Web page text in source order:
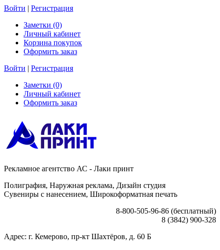
Войти | Регистрация
Заметки (0)
Личный кабинет
Корзина покупок
Оформить заказ
Войти | Регистрация
Заметки (0)
Личный кабинет
Оформить заказ
Рекламное агентство АС - Лаки принт
Полиграфия, Наружная реклама, Дизайн студия
Сувениры с нанесением, Широкоформатная печать
8-800-505-96-86 (бесплатный)
8 (3842) 900-328
Адрес: г. Кемерово, пр-кт Шахтёров, д. 60 Б